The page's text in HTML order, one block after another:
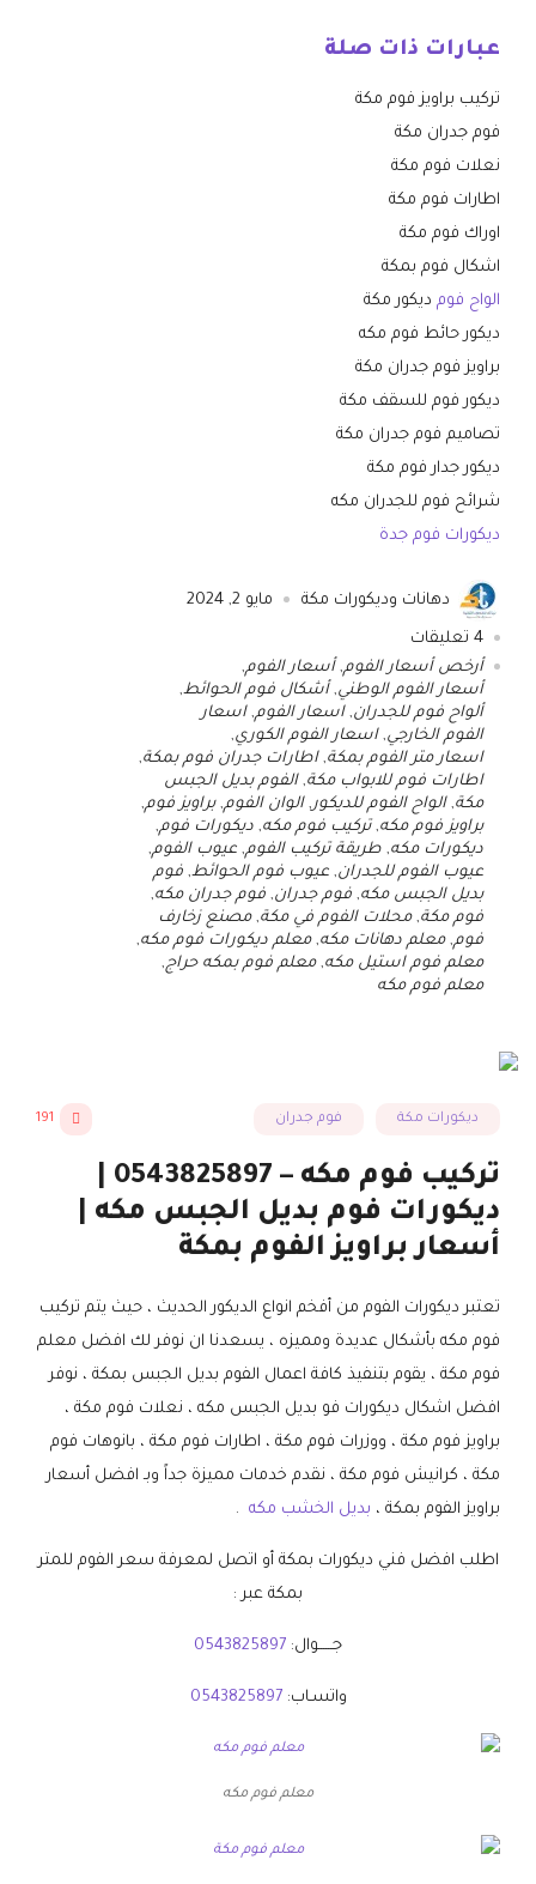
عبارات ذات صلة
تركيب براويز فوم مكة
فوم جدران مكة
نعلات فوم مكة
اطارات فوم مكة
اوراك فوم مكة
اشكال فوم بمكة
الواح فوم ديكور مكة
ديكور حائط فوم مكه
براويز فوم جدران مكة
ديكور فوم للسقف مكة
تصاميم فوم جدران مكة
ديكور جدار فوم مكة
شرائح فوم للجدران مكه
ديكورات فوم جدة
دهانات وديكورات مكة مايو 2, 2024
4 تعليقات
أرخص أسعار الفوم,أسعار الفوم,
أسعار الفوم الوطني,أشكال فوم الحوائط,
ألواح فوم للجدران,اسعار الفوم,اسعار
الفوم الخارجي,اسعار الفوم الكوري,
اسعار متر الفوم بمكة,اطارات جدران فوم بمكة,
اطارات فوم للابواب مكة,الفوم بديل الجبس
مكة,الواح الفوم للديكور ,الوان الفوم,براويز فوم,
براويز فوم مكه,تركيب فوم مكه, ديكورات فوم,
ديكورات مكه, طريقة تركيب الفوم, عيوب الفوم,
عيوب الفوم للجدران, عيوب فوم الحوائط, فوم
بديل الجبس مكه, فوم جدران, فوم جدران مكه,
فوم مكة,محلات الفوم في مكة,مصنع زخارف
فوم,معلم دهانات مكه,معلم ديكورات فوم مكه,
معلم فوم استيل مكه,معلم فوم بمكه حراج,
معلم فوم مكه
ديكورات مكة فوم جدران 191
ديكورات فوم بديل الجبس مكه |
أسعار براويز الفوم بمكة
تعتبر ديكورات الفوم من أفخم انواع الديكور الحديث ، حيث يتم تركيب
فوم مكه بأشكال عديدة ومميزه ، يسعدنا ان نوفر لك افضل معلم
فوم مكة ، يقوم بتنفيذ كافة اعمال الفوم بديل الجبس بمكة ، نوفر
افضل اشكال ديكورات فو بديل الجبس مكه ، نعلات فوم مكة ،
براويز فوم مكة ، ووزرات فوم مكة ، اطارات فوم مكة ، بانوهات فوم
مكة ، كرانيش فوم مكة ، نقدم خدمات مميزة جداً وبـ افضل أسعار
براويز الفوم بمكة ، بديل الخشب مكه .
اطلب افضل فني ديكورات بمكة أو اتصل لمعرفة سعر الفوم للمتر
بمكة عبر :
جــــــوال: 0543825897
واتسـاب:0543825897
معلم فوم مكه